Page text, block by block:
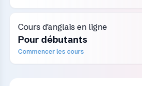
Cours d'anglais en ligne
Pour débutants
Commencer les cours